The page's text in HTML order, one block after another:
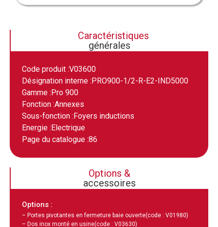
Caractéristiques
générales
Code produit :V03600
Désignation interne :PRO900-1/2-R-E2-IND5000
Gamme :Pro 900
Fonction :Annexes
Sous-fonction :Foyers inductions
Energie :Electrique
Page du catalogue :86
Options &
accessoires
Options :
– Portes pivotantes en fermeture baie ouverte(code : V01980)
– Dos inox monté en usine(code : V03630)